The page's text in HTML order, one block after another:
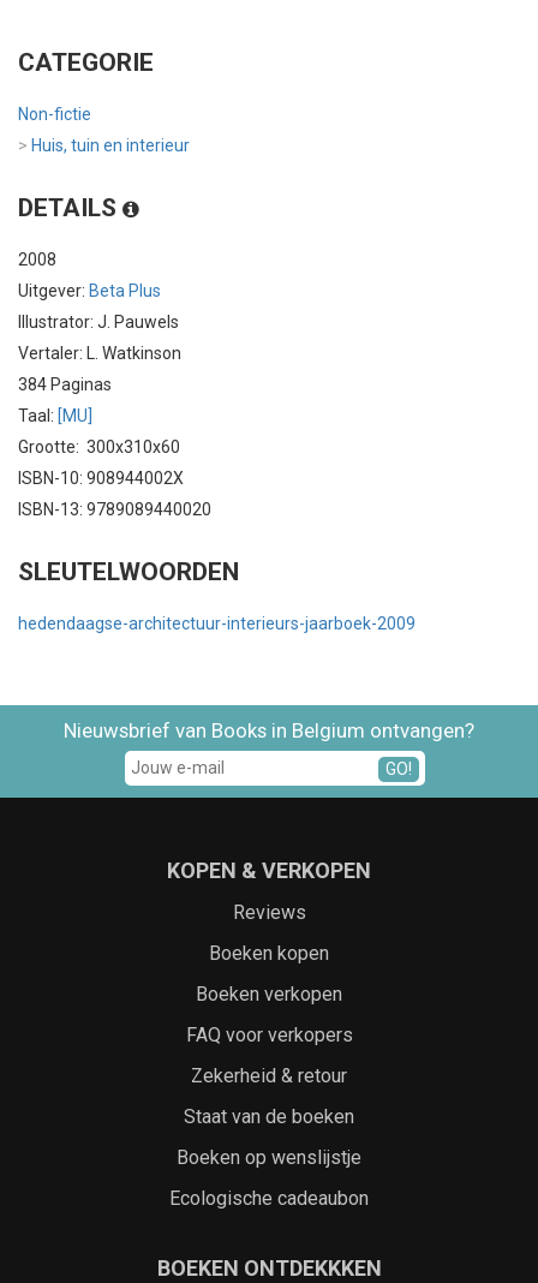
CATEGORIE
Non-fictie
> Huis, tuin en interieur
DETAILS
2008
Uitgever: Beta Plus
Illustrator: J. Pauwels
Vertaler: L. Watkinson
384 Paginas
Taal: [MU]
Grootte: 300x310x60
ISBN-10: 908944002X
ISBN-13: 9789089440020
SLEUTELWOORDEN
hedendaagse-architectuur-interieurs-jaarboek-2009
Nieuwsbrief van Books in Belgium ontvangen?
GO!
KOPEN & VERKOPEN
Reviews
Boeken kopen
Boeken verkopen
FAQ voor verkopers
Zekerheid & retour
Staat van de boeken
Boeken op wenslijstje
Ecologische cadeaubon
BOEKEN ONTDEKKKEN